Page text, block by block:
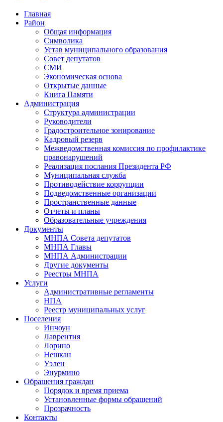
Главная
Район
Общая информация
Символика
Устав муниципального образования
Совет депутатов
СМИ
Экономическая основа
Открытые данные
Книга Памяти
Администрация
Структура администрации
Руководители
Градостроительное зонирование
Кадровый резерв
Межведомственная комиссия по профилактике
правонарушений
Реализация послания Президента РФ
Муниципальная служба
Противодействие коррупции
Подведомственные организации
Пространственные данные
Отчеты и планы
Образовательные учреждения
Документы
МНПА Совета депутатов
МНПА Главы
МНПА Администрации
Другие документы
Реестры МНПА
Услуги
Административные регламенты
НПА
Реестр муниципальных услуг
Поселения
Инчоун
Лаврентия
Лорино
Нешкан
Уэлен
Энурмино
Обращения граждан
Порядок и время приема
Установленные формы обращений
Прозрачность
Контакты